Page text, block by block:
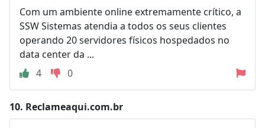
Com um ambiente online extremamente crítico, a
SSW Sistemas atendia a todos os seus clientes
operando 20 servidores físicos hospedados no
data center da ...
4
0
10. Reclameaqui.com.br